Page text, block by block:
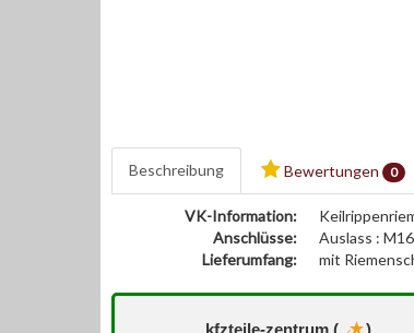
Beschreibung Bewertungen 0
VK-Information:
Anschlüsse:
Auslass :
Lieferumfang:
mit